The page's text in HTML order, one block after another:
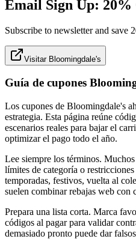
Email Sign Up:
Subscribe to newsletter and save
Visitar Bloomingdale's
Guía de cupones
Los cupones de Bloomingdale's
estrategia. Esta página reúne
escenarios reales para bajar el
optimizar el pago todo el año.
Lee siempre los términos.
límites de categoría o
temporadas, festivos, vuelta al
suelen combinar rebajas web con
Prepara una lista corta. Marca
códigos al pagar para validar
demasiado pronto puede dar